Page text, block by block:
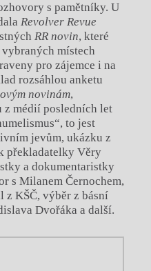
s pamětníky. U
Revolver Revue
RR novin, které
místech
pro zájemce i na
rozsáhlou anketu
novinám,
z médií posledních let
to jest
jevům, ukázku z
překladatelky Věry
a dokumentaristky
s Milanem Černochem,
KŠČ, výběr z básní
Dvořáka a další.